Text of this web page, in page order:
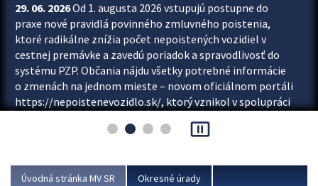
29. 06. 2026Od 1. augusta 2026 vstupujú postupne do
praxe nové pravidlá povinného zmluvného poistenia,
ktoré radikálne znížia počet nepoistených vozidiel v
cestnej premávke a zavedú poriadok a spravodlivosť do
systému PZP. Občania nájdu všetky potrebné informácie
o zmenách na jednom mieste – novom oficiálnom portáli
https://nepoistenevozidlo.sk/, ktorý vznikol v spolupráci
asociácie poisťovní (SLASPO) a Ministerstva vnútra SR.
Viac
pause_presentation
Úvodná stránka MV SR Okresné úrady